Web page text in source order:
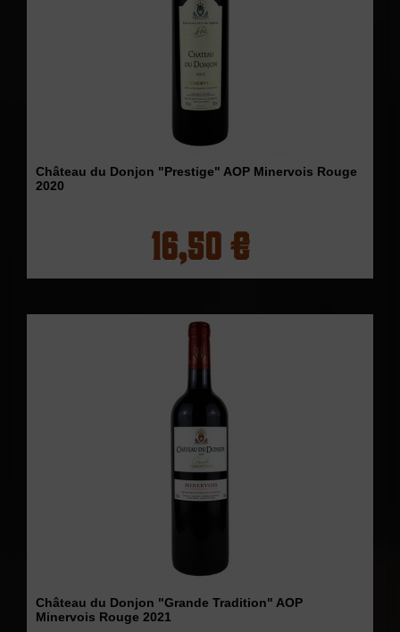
Château du Donjon "Prestige" AOP Minervois Rouge
2020
16,50 €
Château du Donjon "Grande Tradition" AOP
Minervois Rouge 2021